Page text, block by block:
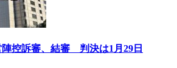
控訴審、結審 判決は1月29日